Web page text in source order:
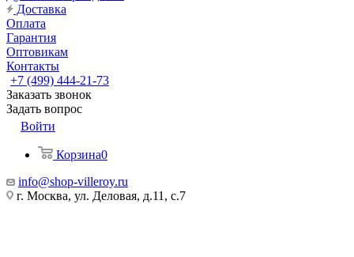
Доставка
Оплата
Гарантия
Оптовикам
Контакты
+7 (499) 444-21-73
Заказать звонок
Задать вопрос
Войти
Корзина0
info@shop-villeroy.ru
г. Москва, ул. Деловая, д.11, с.7